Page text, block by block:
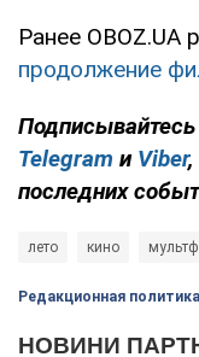
Ранее OBOZ.UA
продолжение
Telegram и Viber,
последних
лето кино
Редакционная политика